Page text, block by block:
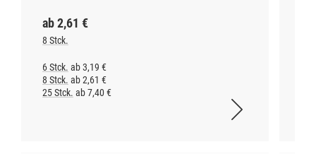
ab 2,61 €
8 Stck.
6 Stck. ab 3,19 €
8 Stck. ab 2,61 €
25 Stck. ab 7,40 €